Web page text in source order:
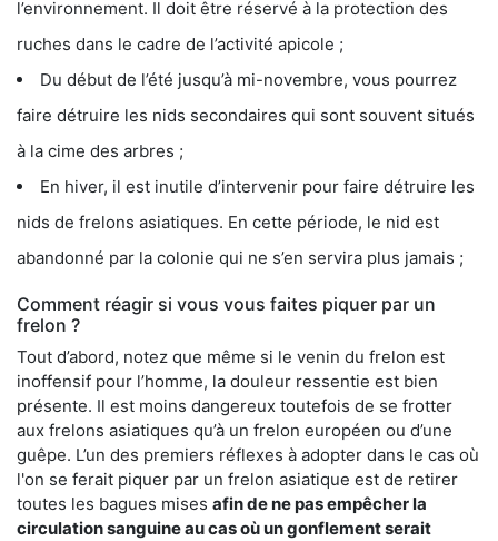
l’environnement. Il doit être réservé à la protection des
ruches dans le cadre de l’activité apicole ;
Du début de l’été jusqu’à mi-novembre, vous pourrez
faire détruire les nids secondaires qui sont souvent situés
à la cime des arbres ;
En hiver, il est inutile d’intervenir pour faire détruire les
nids de frelons asiatiques. En cette période, le nid est
abandonné par la colonie qui ne s’en servira plus jamais ;
Comment réagir si vous vous faites piquer par un
frelon ?
Tout d’abord, notez que même si le venin du frelon est
inoffensif pour l’homme, la douleur ressentie est bien
présente. Il est moins dangereux toutefois de se frotter
aux frelons asiatiques qu’à un frelon européen ou d’une
guêpe. L’un des premiers réflexes à adopter dans le cas où
l'on se ferait piquer par un frelon asiatique est de retirer
toutes les bagues mises afin de ne pas empêcher la
circulation sanguine au cas où un gonflement serait